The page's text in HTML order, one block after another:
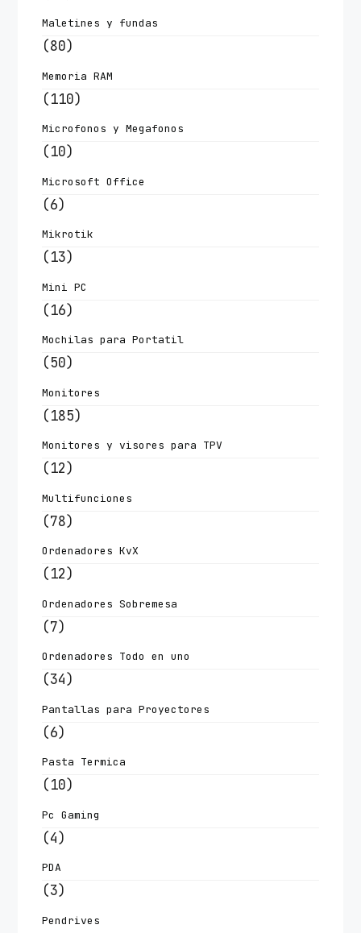
Maletines y fundas
(80)
Memoria RAM
(110)
Microfonos y Megafonos
(10)
Microsoft Office
(6)
Mikrotik
(13)
Mini PC
(16)
Mochilas para Portatil
(50)
Monitores
(185)
Monitores y visores para TPV
(12)
Multifunciones
(78)
Ordenadores KvX
(12)
Ordenadores Sobremesa
(7)
Ordenadores Todo en uno
(34)
Pantallas para Proyectores
(6)
Pasta Termica
(10)
Pc Gaming
(4)
PDA
(3)
Pendrives